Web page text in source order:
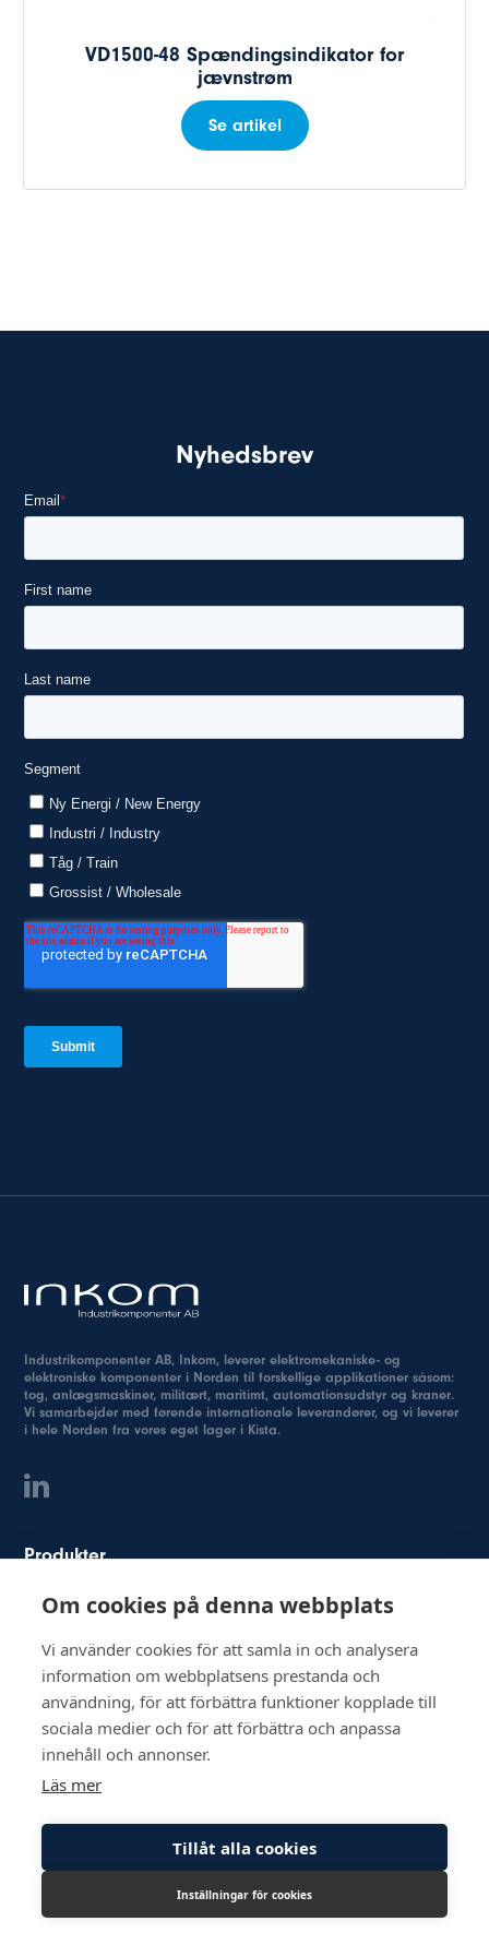
VD1500-48 Spændingsindikator for
jævnstrøm
Se artikel
Nyhedsbrev
Industrikomponenter AB, Inkom, leverer elektromekaniske- og
elektroniske komponenter i Norden til forskellige applikationer såsom:
tog, anlægsmaskiner, militært, maritimt, automationsudstyr og kraner.
Vi samarbejder med førende internationale leverandører, og vi leverer
i hele Norden fra vores eget lager i Kista.
Produkter
Industrielt lys
Transducere og sensorer
Indkapslinger og pakdåser
Industrielle ventilatorer
Strømforsyning
Stik
Relæer og grænseflader
HMI-knapper og drejeknapper
Om cookies på denna webbplats
Vi använder cookies för att samla in och analysera
information om webbplatsens prestanda och
användning, för att förbättra funktioner kopplade till
sociala medier och för att förbättra och anpassa
innehåll och annonser.
Läs mer
Tillåt alla cookies
Inställningar för cookies